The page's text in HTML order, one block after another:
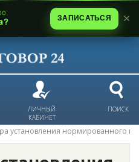
ЛИЧНЫЙ
КАБИНЕТ
ПОИСК
установления нормированного
ЗАПИСАТЬСЯ